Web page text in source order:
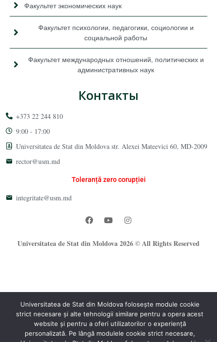
Факультет экономических наук
Факультет психологии, педагогики, социологии и
социальной работы
Факультет международных отношений, политических и
административных наук
Контакты
+373 22 244 810
9:00 - 17:00
Universitatea de Stat din Moldova str. Alexei Mateevici 60, MD-2009
rector@usm.md
Toleranță zero corupției
integritate@usm.md
Universitatea de Stat din Moldova 2026 © All Rights Reserved
Oficiul Programare Web al USM®
Universitatea de Stat din Moldova folosește module cookie
strict necesare și alte tehnologii similare pentru a opera acest
website și pentru a oferi utilizatorilor o experiență
personalizată. Pe lângă modulele cookie strict necesare,